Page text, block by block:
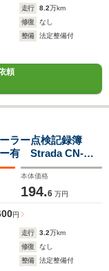
走行 8.2万km
修復
なし
整備
法定整備付
頼
ラー点検記録簿
ー有 Strada CN-
品バッテリー キー
ウインド ETC
本体価格
194.6 万円
円
走行 3.2万km
修復
なし
整備
法定整備付